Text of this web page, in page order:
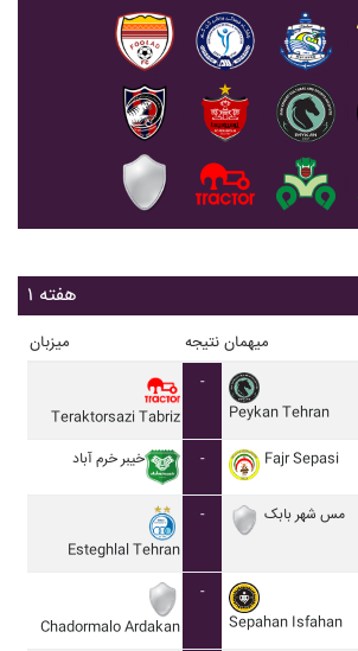
هفته ۱
میزبان نتیجه میهمان
Teraktorsazi Tabriz
-
Peykan Tehran
خيبر خرم آباد - Fajr Sepasi
Esteghlal Tehran
- مس شهر بابک
Chadormalo Ardakan
-
Sepahan Isfahan